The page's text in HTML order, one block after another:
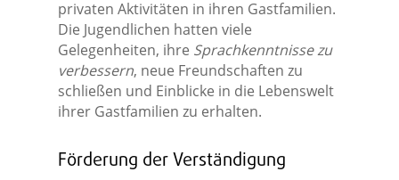
privaten Aktivitäten in ihren Gastfamilien.
Die Jugendlichen hatten viele
Gelegenheiten, ihre Sprachkenntnisse zu
verbessern, neue Freundschaften zu
schließen und Einblicke in die Lebenswelt
ihrer Gastfamilien zu erhalten.
Förderung der Verständigung